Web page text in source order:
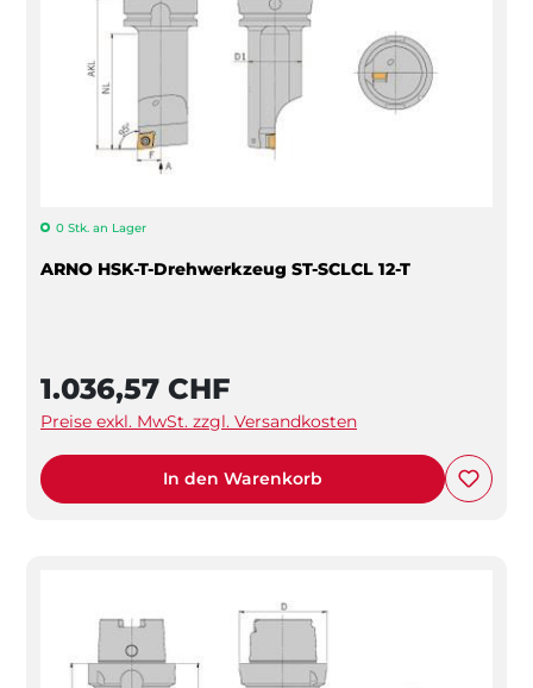
0 Stk. an Lager
ARNO HSK-T-Drehwerkzeug ST-SCLCL 12-T
1.036,57 CHF
Preise exkl. MwSt. zzgl. Versandkosten
In den Warenkorb